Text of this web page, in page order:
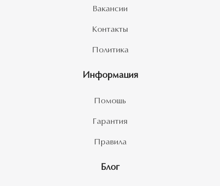
Вакансии
Контакты
Политика
Информация
Помощь
Гарантия
Правила
Блог